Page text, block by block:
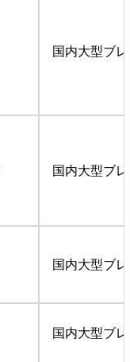
国内大型ブ
国内大型ブ
国内大型ブ
国内大型ブ